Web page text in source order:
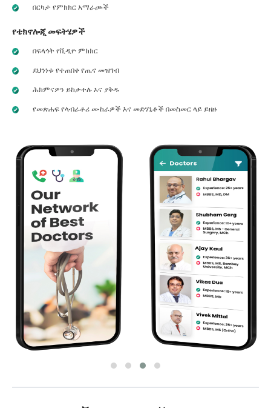
በርካታ የምክክር አማራጮች
የቴክኖሎጂ መፍትሄዎች
በፍላጎት የቪዲዮ ምክክር
ደህንነቱ የተጠበቀ የጤና መዝገብ
ሕክምናዎን ይከታተሉ እና ያቅዱ
የመጽሐፍ የላብራቶሪ ሙከራዎች እና መድሃኒቶች በመስመር ላይ ይዘዙ